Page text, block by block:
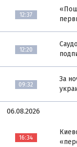
12:37
12:20
09:32
За
06.08.2026
16:34